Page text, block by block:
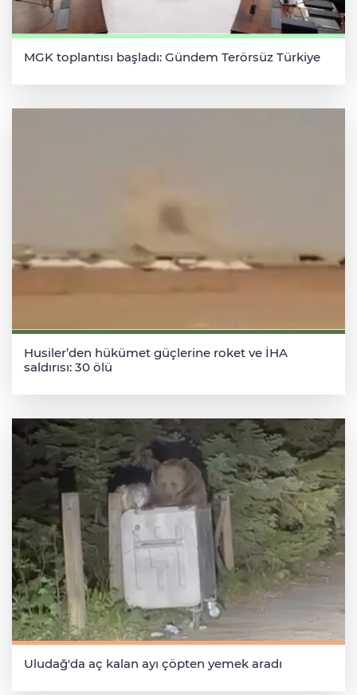
MGK toplantısı başladı: Gündem Terörsüz Türkiye
Husiler’den hükümet güçlerine roket ve İHA
saldırısı: 30 ölü
Uludağ'da aç kalan ayı çöpten yemek aradı